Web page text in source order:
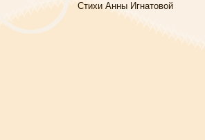
Стихи Анны Игнатовой